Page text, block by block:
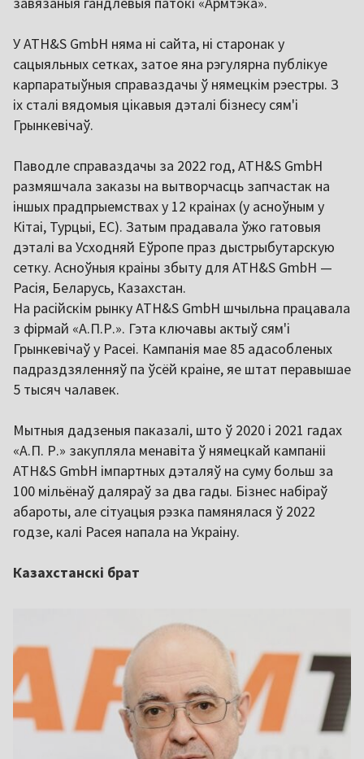
У ATH&S GmbH няма ні сайта, ні старонак у
сацыяльных сетках, затое яна рэгулярна публікуе
карпаратыўныя справаздачы ў нямецкім рэестры. З
іх сталі вядомыя цікавыя дэталі бізнесу сям'і
Грынкевічаў.
Паводле справаздачы за 2022 год, ATH&S GmbH
размяшчала заказы на вытворчасць запчастак на
іншых прадпрыемствах у 12 краінах (у асноўным у
Кітаі, Турцыі, ЕС). Затым прадавала ўжо гатовыя
дэталі ва Усходняй Еўропе праз дыстрыбутарскую
сетку. Асноўныя краіны збыту для ATH&S GmbH —
Расія, Беларусь, Казахстан.
На расійскім рынку ATH&S GmbH шчыльна працавала
з фірмай «А.П.Р.». Гэта ключавы актыў сям'і
Грынкевічаў у Расеі. Кампанія мае 85 адасобленых
падраздзяленняў па ўсёй краіне, яе штат перавышае
5 тысяч чалавек.
Мытныя дадзеныя паказалі, што ў 2020 і 2021 гадах
«А.П. Р.» закупляла менавіта ў нямецкай кампаніі
ATH&S GmbH імпартных дэталяў на суму больш за
100 мільёнаў даляраў за два гады. Бізнес набіраў
абароты, але сітуацыя рэзка памянялася ў 2022
годзе, калі Расея напала на Украіну.
Казахстанскі брат